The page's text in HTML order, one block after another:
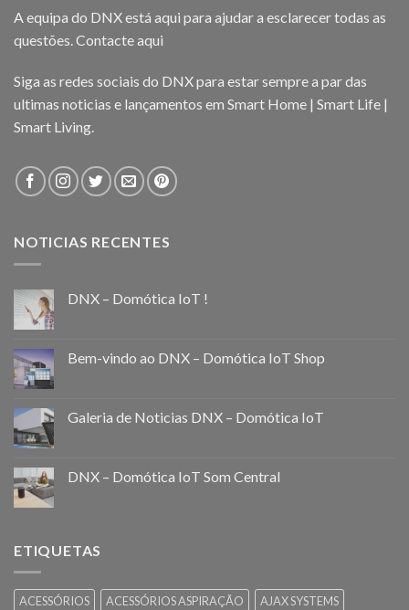
A equipa do DNX está aqui para ajudar a esclarecer todas as
questões. Contacte aqui
Siga as redes sociais do DNX para estar sempre a par das
ultimas noticias e lançamentos em Smart Home | Smart Life |
Smart Living.
NOTICIAS RECENTES
DNX – Domótica IoT !
Bem-vindo ao DNX – Domótica IoT Shop
Galeria de Noticias DNX – Domótica IoT
DNX – Domótica IoT Som Central
ETIQUETAS
ACESSÓRIOS ACESSÓRIOS ASPIRAÇÃO
AJAX SYSTEMS